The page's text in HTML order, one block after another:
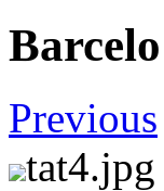
Previous
tat4.jpg